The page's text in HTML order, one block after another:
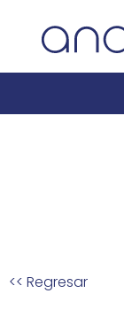
<< Regresar